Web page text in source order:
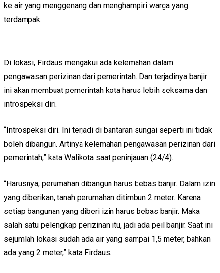
ke air yang menggenang dan menghampiri warga yang
terdampak.
Di lokasi, Firdaus mengakui ada kelemahan dalam
pengawasan perizinan dari pemerintah. Dan terjadinya banjir
ini akan membuat pemerintah kota harus lebih seksama dan
introspeksi diri.
“Introspeksi diri. Ini terjadi di bantaran sungai seperti ini tidak
boleh dibangun. Artinya kelemahan pengawasan perizinan dari
pemerintah,” kata Walikota saat peninjauan (24/4).
“Harusnya, perumahan dibangun harus bebas banjir. Dalam izin
yang diberikan, tanah perumahan ditimbun 2 meter. Karena
setiap bangunan yang diberi izin harus bebas banjir. Maka
salah satu pelengkap perizinan itu, jadi ada peil banjir. Saat ini
sejumlah lokasi sudah ada air yang sampai 1,5 meter, bahkan
ada yang 2 meter,” kata Firdaus.